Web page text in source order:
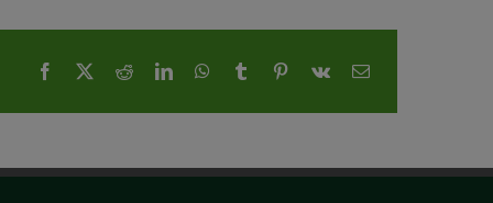
Facebook RedditLinkedInWhatsApp
Tumblr Pinterest
Vk
E-